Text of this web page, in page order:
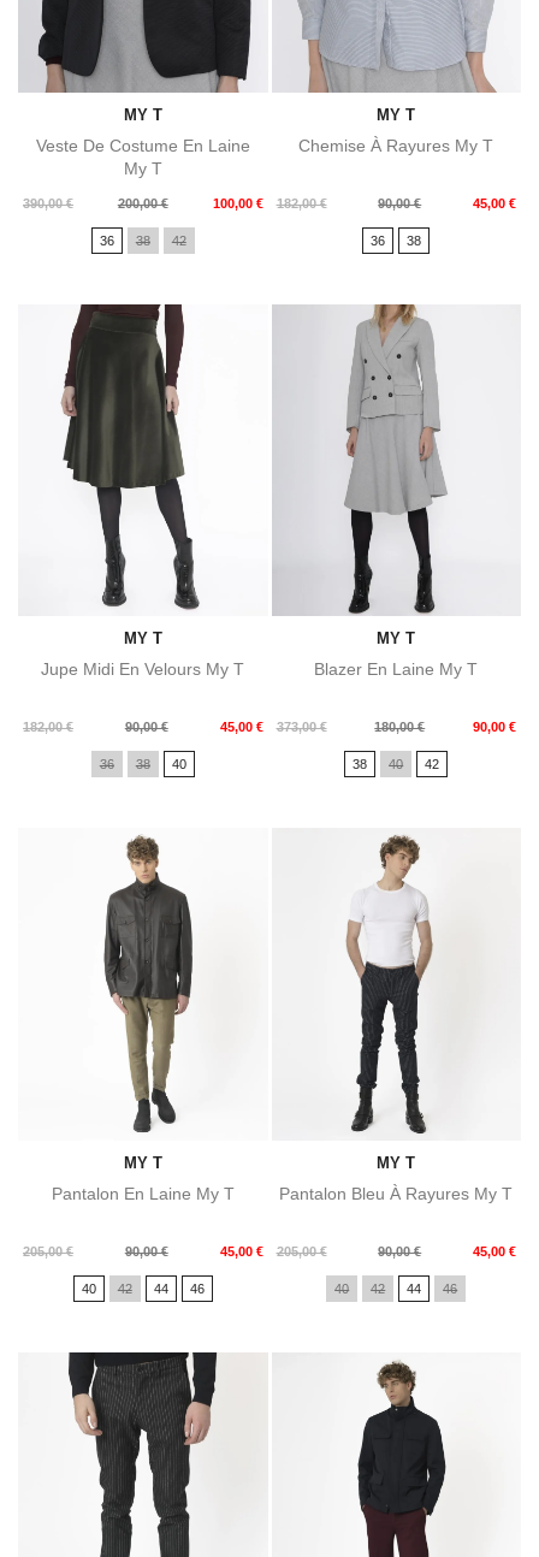
MY T
Veste De Costume En Laine
My T
390,00 €
Prix
200,00 € 100,00 €
Prix
36 38 42
MY T
Chemise À Rayures My T
182,00 €
Prix
90,00 € 45,00 €
Prix
36 38
MY T
Jupe Midi En Velours My T
182,00 €
Prix
90,00 € 45,00 €
Prix
36 38 40
MY T
Blazer En Laine My T
373,00 €
Prix
180,00 € 90,00 €
Prix
38 40 42
MY T
Pantalon En Laine My T
205,00 €
Prix
90,00 € 45,00 €
Prix
40 42 44 46
MY T
Pantalon Bleu À Rayures My T
205,00 €
Prix
90,00 € 45,00 €
Prix
40 42 44 46